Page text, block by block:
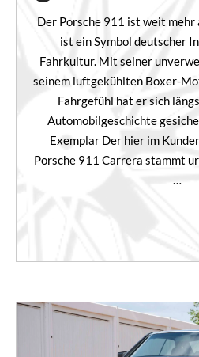
Der Porsche 911 ist weit mehr
ist ein Symbol deutscher
Fahrkultur. Mit seiner
seinem luftgekühlten Boxer-
Fahrgefühl hat er sich
Automobilgeschichte
Exemplar Der hier im
Porsche 911 Carrera stammt
…